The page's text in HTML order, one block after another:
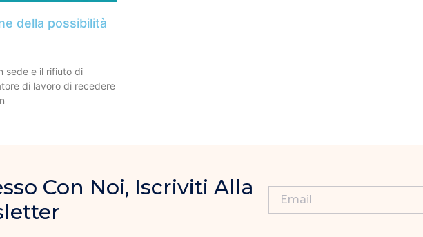
della possibilità
sede e il rifiuto di
di lavoro di recedere
Con Noi, Iscriviti Alla